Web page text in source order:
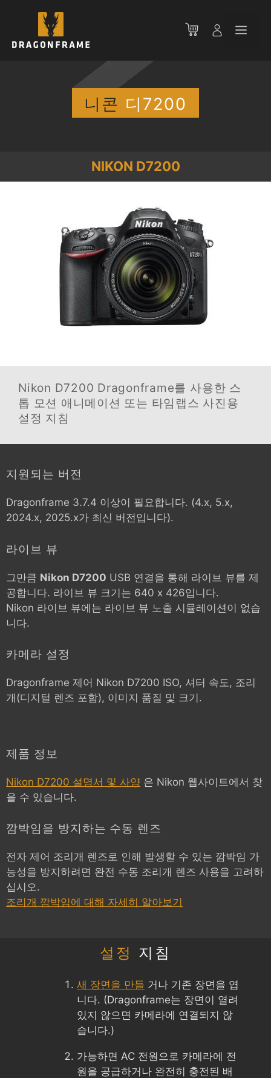
메
니콘 디7200
NIKON D7200
Nikon D7200 Dragonframe를 사용한 스
톱 모션 애니메이션 또는 타임랩스 사진용
설정 지침
지원되는 버전
Dragonframe 3.7.4 이상이 필요합니다. (4.x, 5.x,
2024.x, 2025.x가 최신 버전입니다).
라이브 뷰
그만큼 Nikon D7200 USB 연결을 통해 라이브 뷰를 제
공합니다. 라이브 뷰 크기는 640 x 426입니다.
Nikon 라이브 뷰에는 라이브 뷰 노출 시뮬레이션이 없습
니다.
카메라 설정
Dragonframe 제어 Nikon D7200 ISO, 셔터 속도, 조리
개(디지털 렌즈 포함), 이미지 품질 및 크기.
제품 정보
Nikon D7200 설명서 및 사양 은 Nikon 웹사이트에서 찾
을 수 있습니다.
깜박임을 방지하는 수동 렌즈
전자 제어 조리개 렌즈로 인해 발생할 수 있는 깜박임 가
능성을 방지하려면 완전 수동 조리개 렌즈 사용을 고려하
십시오.
조리개 깜박임에 대해 자세히 알아보기
설정 지침
새 장면을 만들 거나 기존 장면을 엽
니다. (Dragonframe는 장면이 열려
있지 않으면 카메라에 연결되지 않
습니다.)
가능하면 AC 전원으로 카메라에 전
원을 공급하거나 완전히 충전된 배